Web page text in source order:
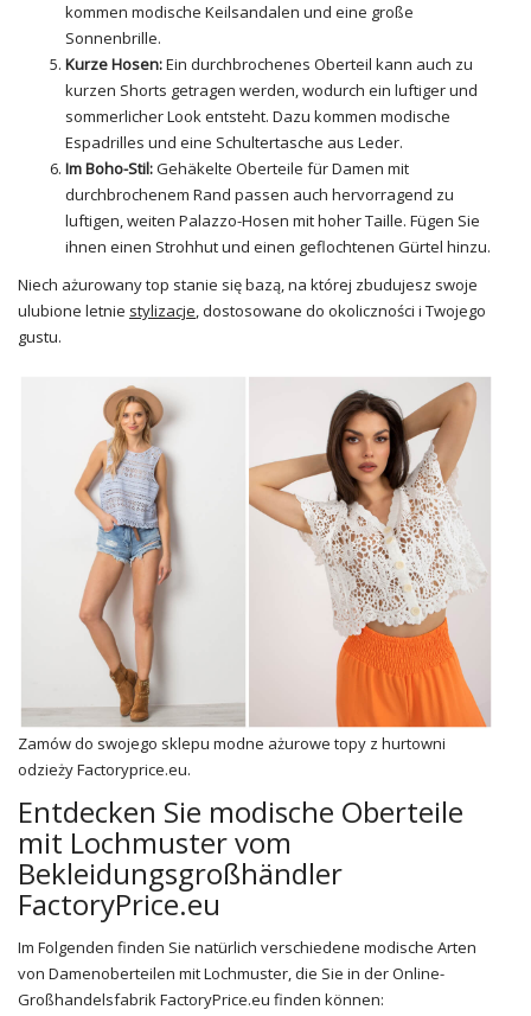
kommen modische Keilsandalen und eine große
Sonnenbrille.
Kurze Hosen:Ein durchbrochenes Oberteil kann auch zu
kurzen Shorts getragen werden, wodurch ein luftiger und
sommerlicher Look entsteht. Dazu kommen modische
Espadrilles und eine Schultertasche aus Leder.
Im Boho-Stil:Gehäkelte Oberteile für Damen mit
durchbrochenem Rand passen auch hervorragend zu
luftigen, weiten Palazzo-Hosen mit hoher Taille. Fügen Sie
ihnen einen Strohhut und einen geflochtenen Gürtel hinzu.
Niech ażurowany top stanie się bazą, na której zbudujesz swoje
ulubione letnie stylizacje, dostosowane do okoliczności i Twojego
gustu.
Zamów do swojego sklepu modne ażurowe topy z hurtowni
odzieżyFactoryprice.eu.
Entdecken Sie modische Oberteile
mit Lochmuster vom
Bekleidungsgroßhändler
FactoryPrice.eu
Im Folgenden finden Sie natürlich verschiedene modische Arten
von Damenoberteilen mit Lochmuster, die Sie in der Online-
Großhandelsfabrik FactoryPrice.eu finden können: